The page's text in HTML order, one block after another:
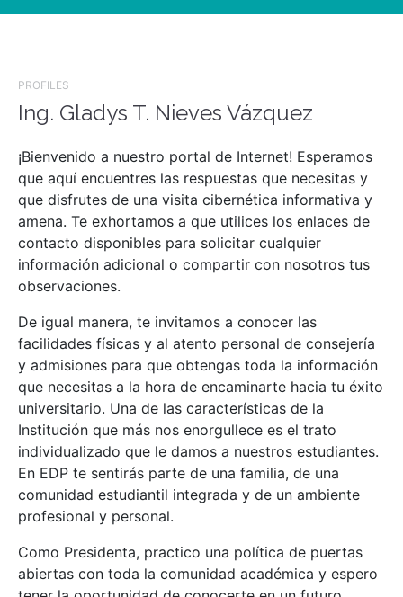
PROFILES
Ing. Gladys T. Nieves Vázquez
¡Bienvenido a nuestro portal de Internet! Esperamos
que aquí encuentres las respuestas que necesitas y
que disfrutes de una visita cibernética informativa y
amena. Te exhortamos a que utilices los enlaces de
contacto disponibles para solicitar cualquier
información adicional o compartir con nosotros tus
observaciones.
De igual manera, te invitamos a conocer las
facilidades físicas y al atento personal de consejería
y admisiones para que obtengas toda la información
que necesitas a la hora de encaminarte hacia tu éxito
universitario. Una de las características de la
Institución que más nos enorgullece es el trato
individualizado que le damos a nuestros estudiantes.
En EDP te sentirás parte de una familia, de una
comunidad estudiantil integrada y de un ambiente
profesional y personal.
Como Presidenta, practico una política de puertas
abiertas con toda la comunidad académica y espero